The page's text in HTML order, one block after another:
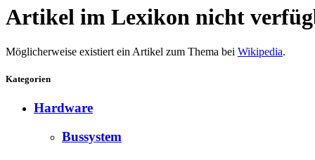
Artikel im Lexikon nicht
Möglicherweise existiert ein Artikel zum Thema bei Wikipedia.
Kategorien
Hardware
Bussystem